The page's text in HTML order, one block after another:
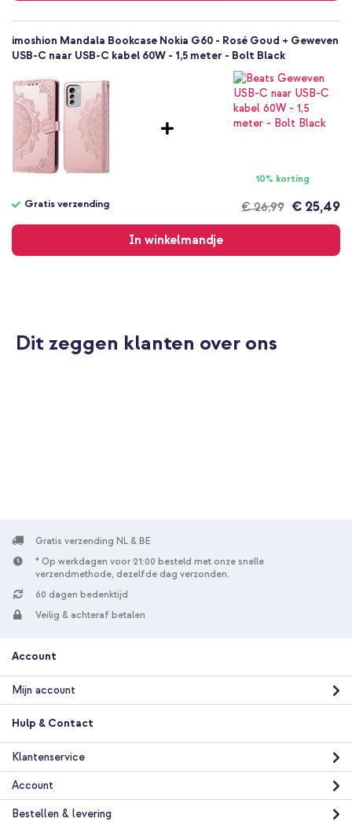
imoshion Mandala Bookcase Nokia G60 - Rosé Goud + Geweven
USB-C naar USB-C kabel 60W - 1,5 meter - Bolt Black
10% korting
€ 26,99
Gratis verzending € 25,49
In winkelmandje
verzending
Dit zeggen klanten over ons
Gratis verzending NL & BE
* Op werkdagen voor 21:00 besteld met onze snelle
verzendmethode, dezelfde dag verzonden.
60 dagen bedenktijd
Veilig & achteraf betalen
Account
Mijn account
Hulp & Contact
Klantenservice
Account
Bestellen & levering